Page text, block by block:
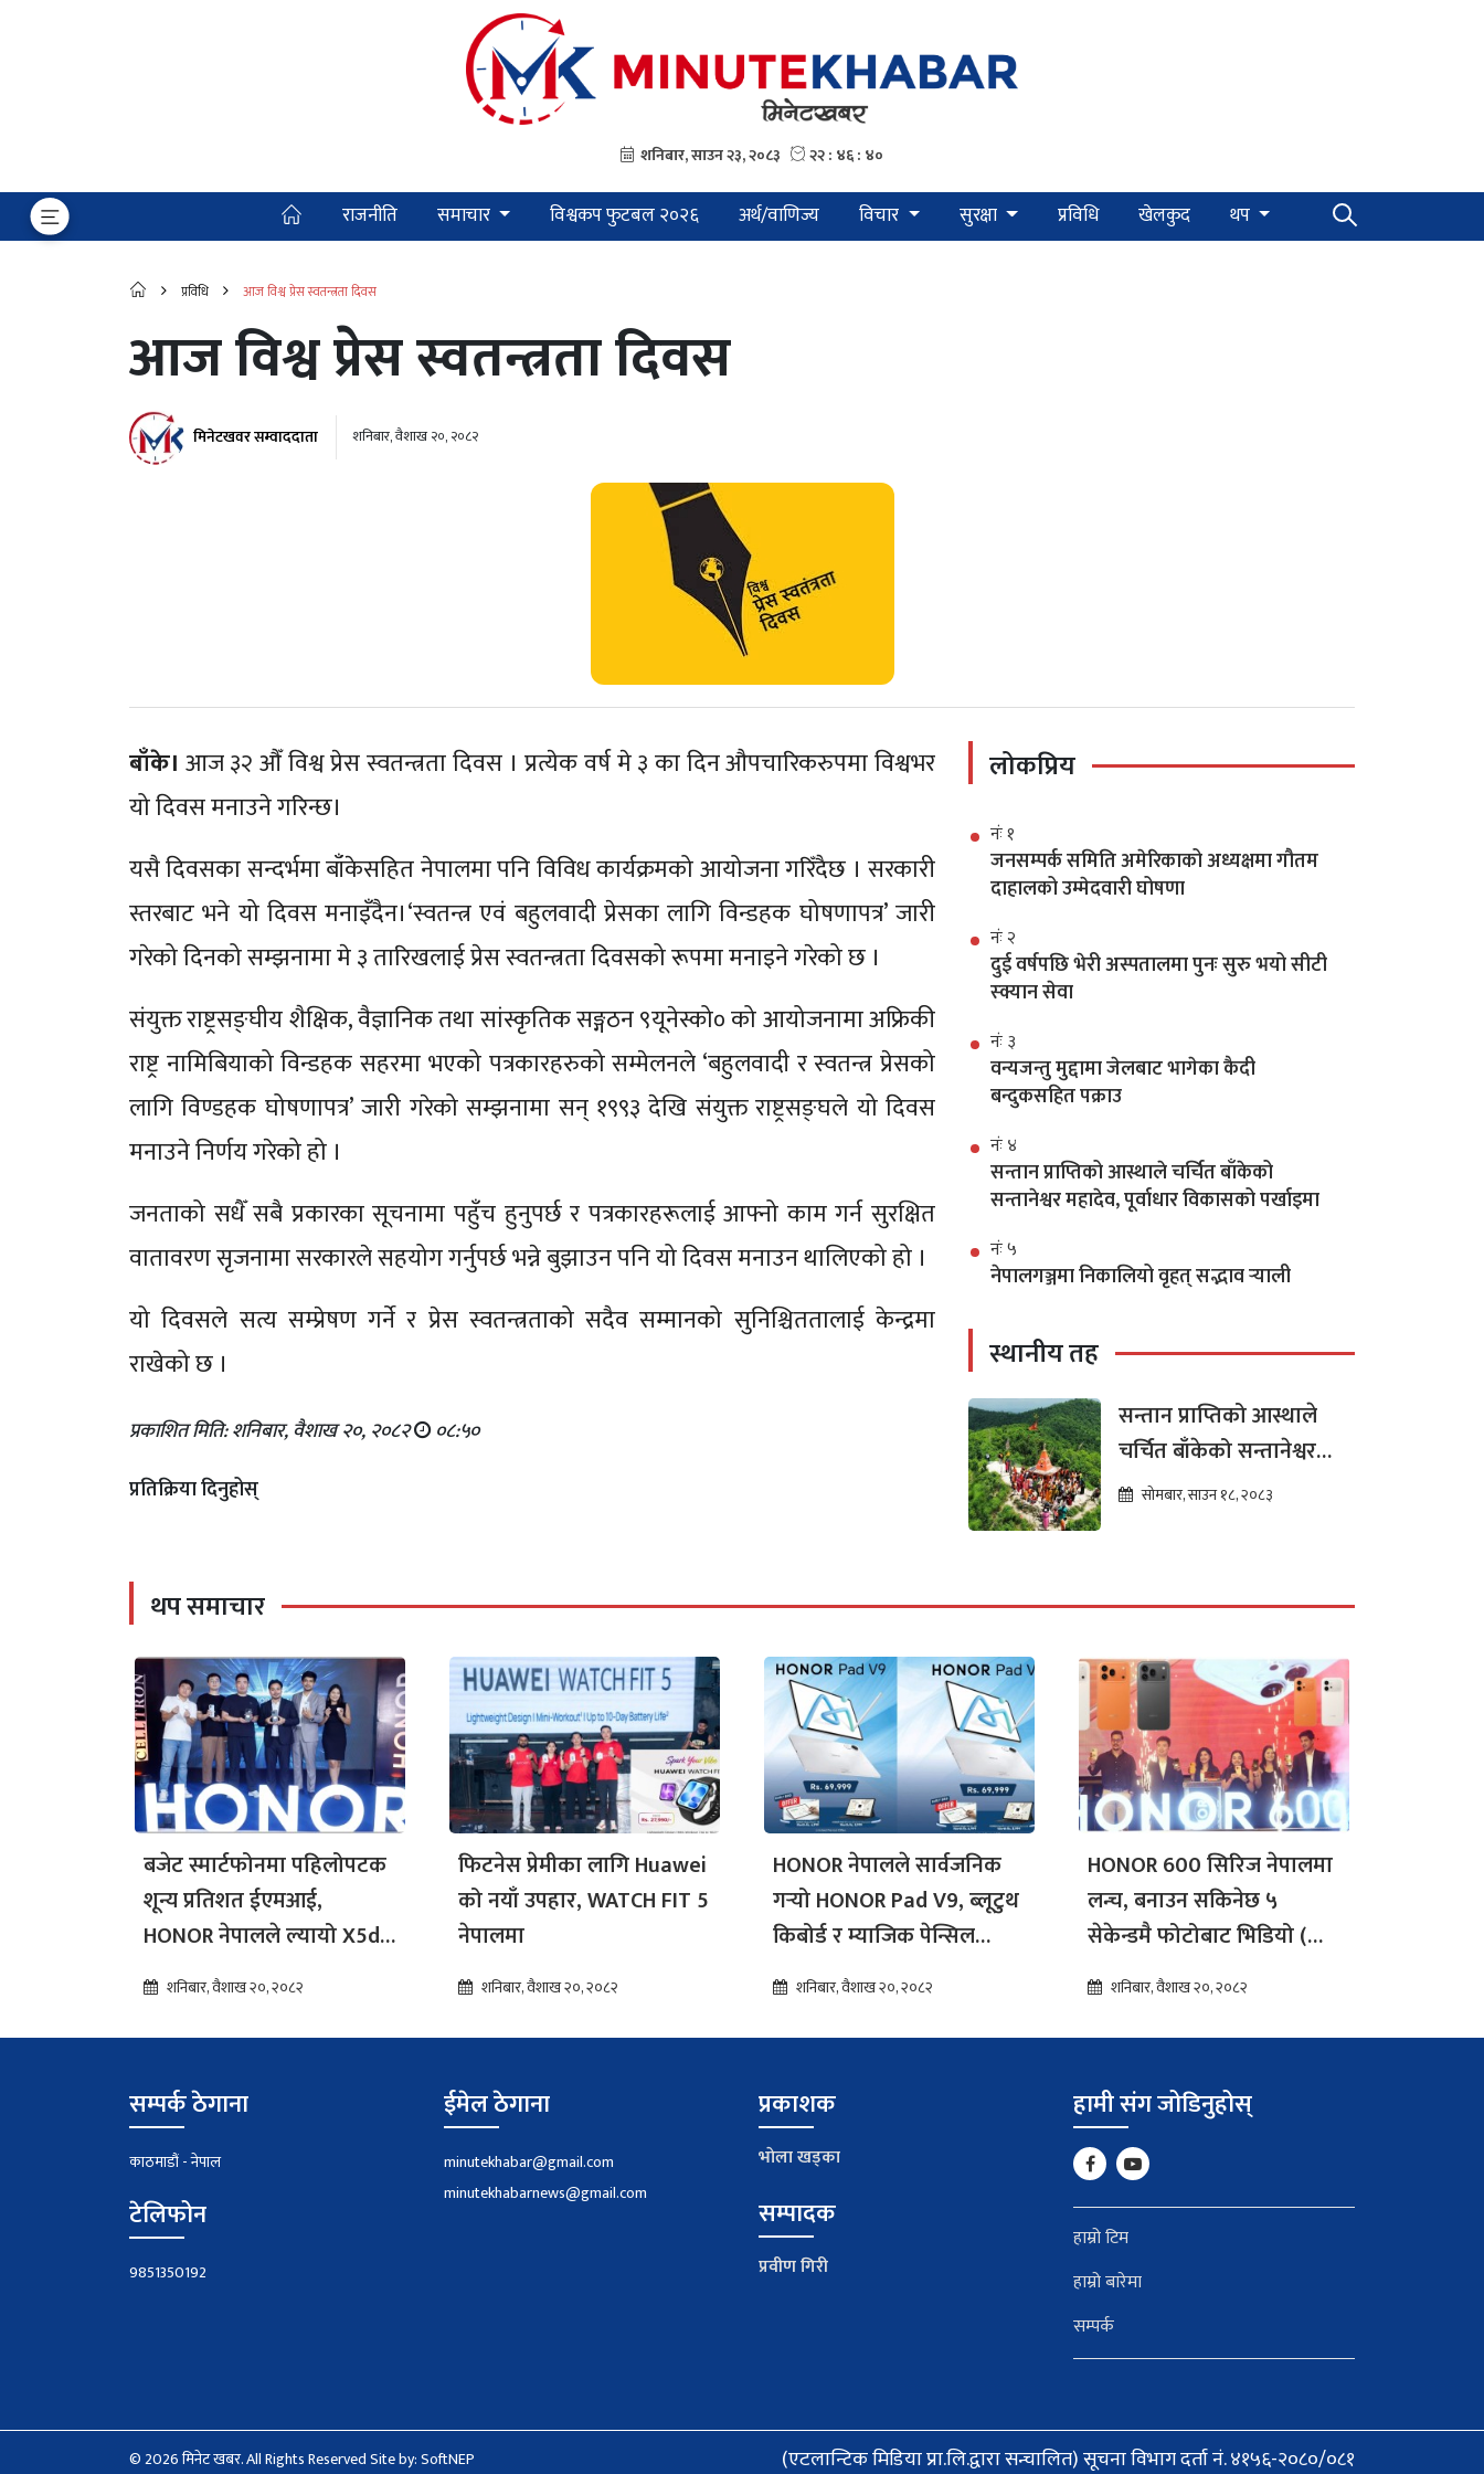
राजनीति समाचार विश्वकप फुटबल २०२६ अर्थ/वाणिज्य विचार सुरक्षा प्रविधि खेलकुद थप
प्रविधि आज विश्व प्रेस स्वतन्त्रता दिवस
आज विश्व प्रेस स्वतन्त्रता दिवस
मिनेटखवर सम्वाददाता शनिबार, वैशाख २०, २०८२
बाँके। आज ३२ औँ विश्व प्रेस स्वतन्त्रता दिवस । प्रत्येक वर्ष मे ३ का दिन औपचारिकरुपमा विश्वभर
यो दिवस मनाउने गरिन्छ।
यसै दिवसका सन्दर्भमा बाँकेसहित नेपालमा पनि विविध कार्यक्रमको आयोजना गरिँदैछ । सरकारी
स्तरबाट भने यो दिवस मनाइँदैन।‘स्वतन्त्र एवं बहुलवादी प्रेसका लागि विन्डहक घोषणापत्र’ जारी
गरेको दिनको सम्झनामा मे ३ तारिखलाई प्रेस स्वतन्त्रता दिवसको रूपमा मनाइने गरेको छ ।
संयुक्त राष्ट्रसङ्घीय शैक्षिक, वैज्ञानिक तथा सांस्कृतिक सङ्गठन ९यूनेस्को० को आयोजनामा अफ्रिकी
राष्ट्र नामिबियाको विन्डहक सहरमा भएको पत्रकारहरुको सम्मेलनले ‘बहुलवादी र स्वतन्त्र प्रेसको
लागि विण्डहक घोषणापत्र’ जारी गरेको सम्झनामा सन् १९९३ देखि संयुक्त राष्ट्रसङ्घले यो दिवस
मनाउने निर्णय गरेको हो ।
जनताको सधैँ सबै प्रकारका सूचनामा पहुँच हुनुपर्छ र पत्रकारहरूलाई आफ्नो काम गर्न सुरक्षित
वातावरण सृजनामा सरकारले सहयोग गर्नुपर्छ भन्ने बुझाउन पनि यो दिवस मनाउन थालिएको हो ।
यो दिवसले सत्य सम्प्रेषण गर्ने र प्रेस स्वतन्त्रताको सदैव सम्मानको सुनिश्चिततालाई केन्द्रमा
राखेको छ ।
प्रकाशित मिति: शनिबार, वैशाख २०, २०८२ ०८:५०
प्रतिक्रिया दिनुहोस्
लोकप्रिय
नंः १
जनसम्पर्क समिति अमेरिकाको अध्यक्षमा गौतम
दाहालको उम्मेदवारी घोषणा
नंः २
दुई वर्षपछि भेरी अस्पतालमा पुनः सुरु भयो सीटी
स्क्यान सेवा
नंः ३
वन्यजन्तु मुद्दामा जेलबाट भागेका कैदी
बन्दुकसहित पक्राउ
नंः ४
सन्तान प्राप्तिको आस्थाले चर्चित बाँकेको
सन्तानेश्वर महादेव, पूर्वाधार विकासको पर्खाइमा
नंः ५
नेपालगञ्जमा निकालियो वृहत् सद्भाव र्‍याली
स्थानीय तह
सन्तान प्राप्तिको आस्थाले
चर्चित बाँकेको सन्तानेश्वर
महादेव, पूर्वाधार विकासको
सोमबार, साउन १८, २०८३
थप समाचार
बजेट स्मार्टफोनमा पहिलोपटक
शून्य प्रतिशत ईएमआई,
HONOR नेपालले ल्यायो X5d
Series र X6d 5G
शनिबार, वैशाख २०, २०८२
फिटनेस प्रेमीका लागि Huawei
को नयाँ उपहार, WATCH FIT 5
नेपालमा
शनिबार, वैशाख २०, २०८२
HONOR नेपालले सार्वजनिक
गर्‍यो HONOR Pad V9, ब्लूटुथ
किबोर्ड र म्याजिक पेन्सिल
नि:शुल्कशनिबार, वैशाख २०, २०८२
HONOR 600 सिरिज नेपालमा
लन्च, बनाउन सकिनेछ ५
सेकेन्डमै फोटोबाट भिडियो (यी
हुन् विशेषता)
शनिबार, वैशाख २०, २०८२
सम्पर्क ठेगाना
काठमाडौं - नेपाल
टेलिफोन
9851350192
ईमेल ठेगाना
minutekhabar@gmail.com
minutekhabarnews@gmail.com
प्रकाशक
भाेला खड्का
सम्पादक
प्रवीण गिरी
हामी संग जोडिनुहोस्
हाम्रो टिम
हाम्रो बारेमा
सम्पर्क
© 2026 मिनेट खबर. All Rights ReservedSite by:SoftNEP (एटलान्टिक मिडिया प्रा.लि.द्वारा सन्चालित) सूचना विभाग दर्ता नं. ४१५६-२०८०/०८१